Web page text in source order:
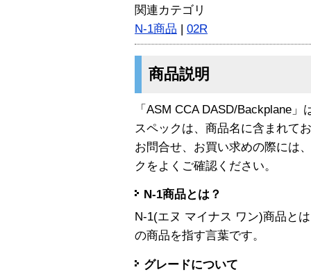
関連カテゴリ
N-1商品 | 02R
商品説明
「ASM CCA DASD/Backplane」
スペックは、商品名に含まれて
お問合せ、お買い求めの際には
クをよくご確認ください。
N-1商品とは？
N-1(エヌ マイナス ワン)商品と
の商品を指す言葉です。
グレードについて